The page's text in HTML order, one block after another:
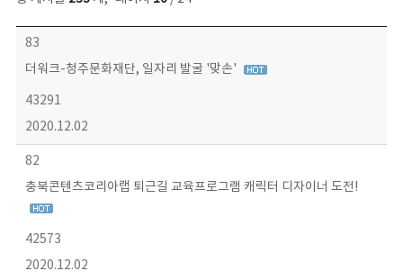
보도자료 목록 - 번호, 제목, 작성자, 파일, 조회수, 작성일 정보 제공
83
더워크-청주문화재단, 일자리 발굴 '맞손'
43291
2020.12.02
82
충북콘텐츠코리아랩 퇴근길 교육프로그램 캐릭터 디자이너 도전!
42573
2020.12.02